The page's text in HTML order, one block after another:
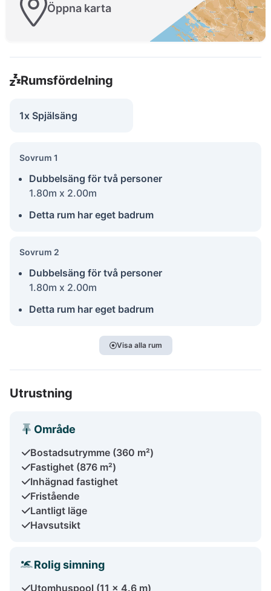
Öppna karta
Rumsfördelning
1x Spjälsäng
Sovrum 1
Dubbelsäng för två personer
1.80m x 2.00m
Detta rum har eget badrum
Sovrum 2
Dubbelsäng för två personer
1.80m x 2.00m
Detta rum har eget badrum
Visa alla rum
Utrustning
Område
Bostadsutrymme (360 m²)
Fastighet (876 m²)
Inhägnad fastighet
Fristående
Lantligt läge
Havsutsikt
Rolig simning
Utomhuspool (11 x 4.6 m)